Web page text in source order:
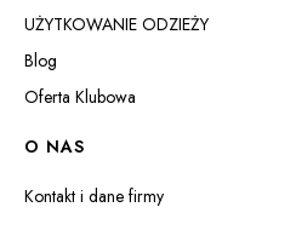
UŻYTKOWANIE ODZIEŻY
Blog
Oferta Klubowa
O NAS
Kontakt i dane firmy